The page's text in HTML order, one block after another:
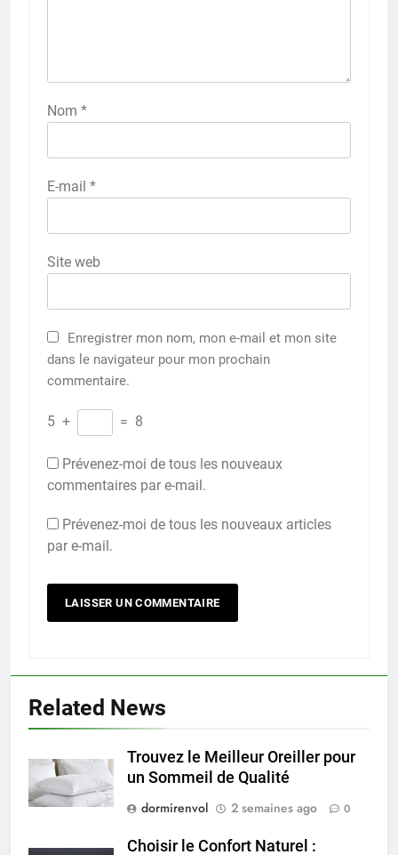
Nom *
E-mail *
Site web
Enregistrer mon nom, mon e-mail et mon site
dans le navigateur pour mon prochain
commentaire.
5 + = 8
Prévenez-moi de tous les nouveaux
commentaires par e-mail.
Prévenez-moi de tous les nouveaux articles
par e-mail.
Related News
Trouvez le Meilleur Oreiller pour
un Sommeil de Qualité
dormirenvol
2 semaines ago 0
Choisir le Confort Naturel :